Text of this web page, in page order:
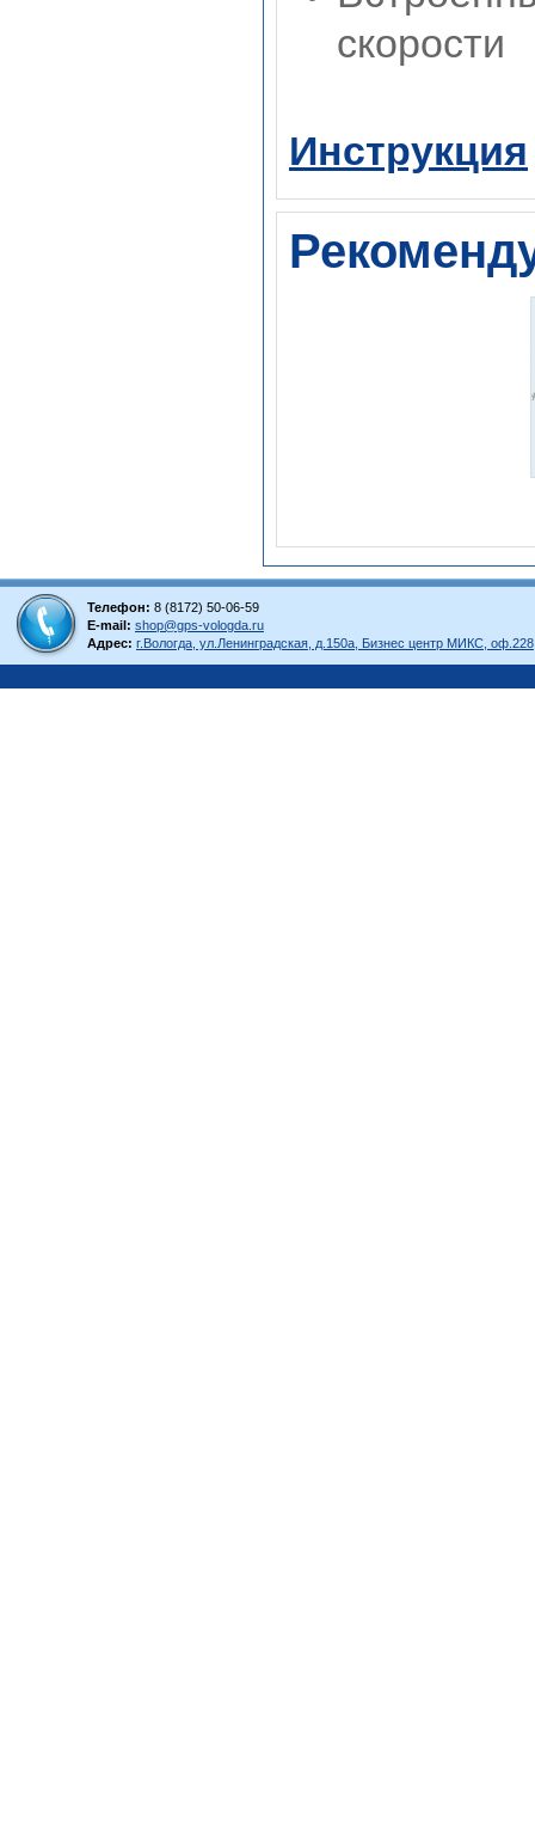
скорости
Инструкция
Телефон: 8 (8172) 50-06-59
E-mail: shop@gps-vologda.ru
Адрес: г.Вологда, ул.Ленинградская, д.150а, Бизнес центр МИКС, оф.228